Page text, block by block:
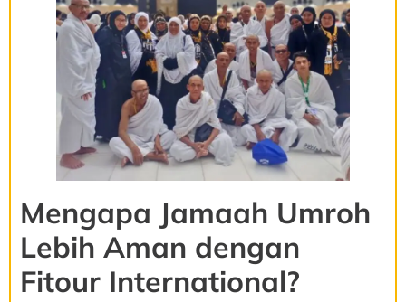
Mengapa Jamaah Umroh
Lebih Aman dengan
Fitour International?